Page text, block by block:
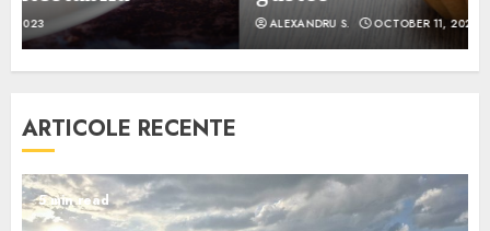
ALEXANDRU S. OCTOBER 11, 2023
ARTICOLE RECENTE
5 min read